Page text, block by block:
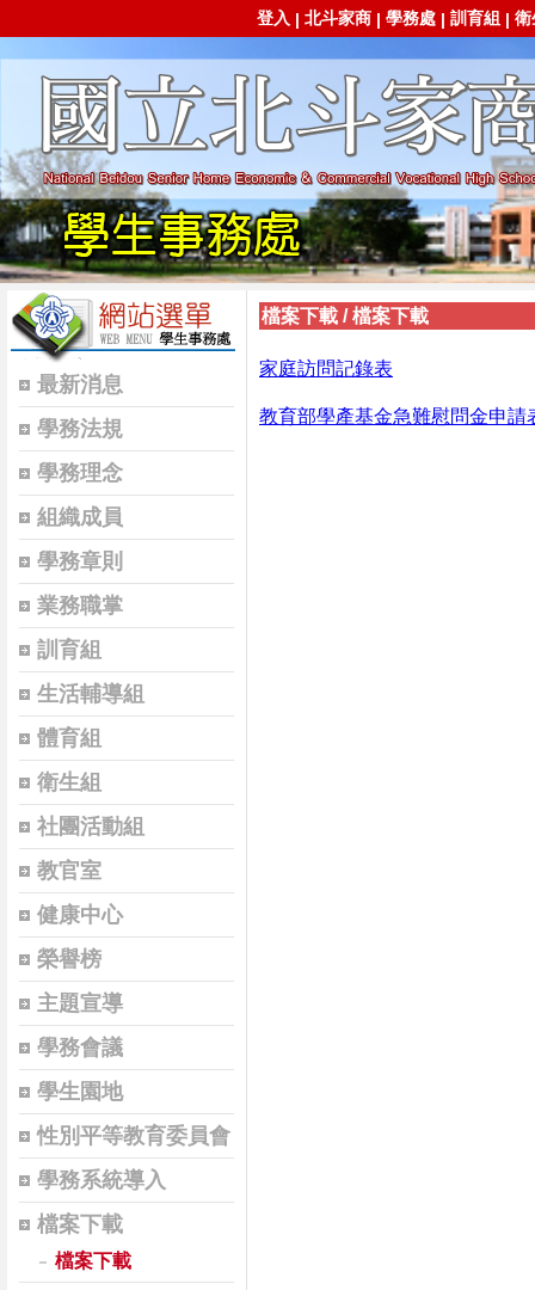
登入 | 北斗家商| 學務處| 訓育組 | 衛
最新消息
學務法規
學務理念
組織成員
學務章則
業務職掌
訓育組
生活輔導組
體育組
衛生組
社團活動組
教官室
健康中心
榮譽榜
主題宣導
學務會議
學生園地
性別平等教育委員會
學務系統導入
檔案下載
檔案下載
檔案下載 /檔案下載
家庭訪問記錄表
教育部學產基金急難慰問金申請